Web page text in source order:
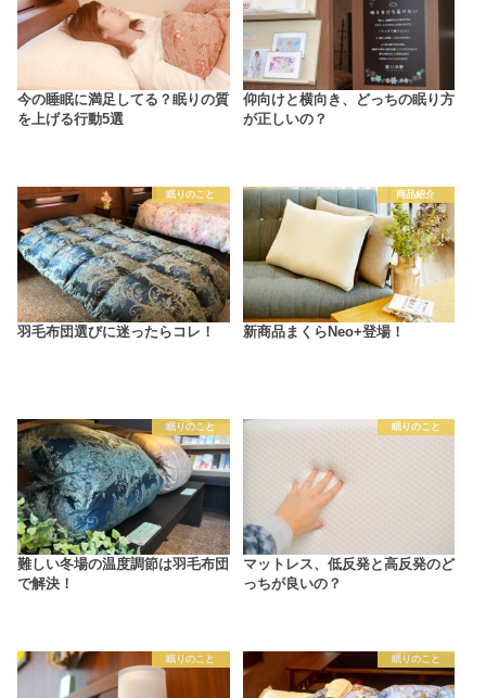
今の睡眠に満足してる？眠りの質
を上げる行動5選
仰向けと横向き、どっちの眠り方
が正しいの？
眠りのこと
羽毛布団選びに迷ったらコレ！
商品紹介
新商品まくらNeo+登場！
眠りのこと
難しい冬場の温度調節は羽毛布団
で解決！
眠りのこと
マットレス、低反発と高反発のど
っちが良いの？
眠りのこと 眠りのこと